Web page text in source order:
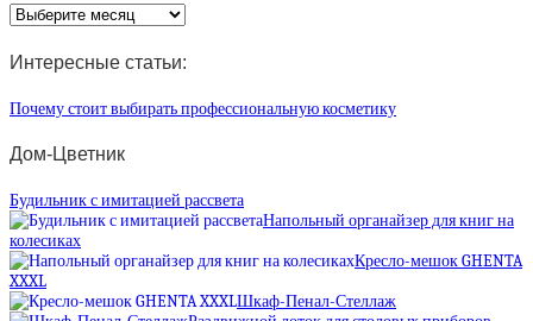
Архив
статей
Интересные статьи:
Почему стоит выбирать профессиональную косметику
Дом-Цветник
Будильник с имитацией рассвета
Напольный органайзер для книг на
колесиках
Кресло-мешок GHENTA
XXXL
Шкаф-Пенал-Стеллаж